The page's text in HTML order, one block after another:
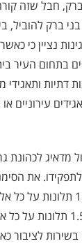
חבל שזה
ברק להוביל,
נציין כי
בתחום העיר
דתיות
עירוניים
מדאיג לכהונת
לתפקידו.
2024 גידול מ1.11 ל- 1.34
המספר לשנת 2025 ל-1.53
לציבור